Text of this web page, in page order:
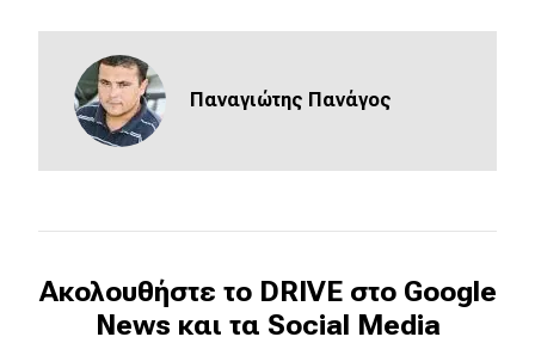
Παναγιώτης Πανάγος
Ακολουθήστε το DRIVE στο Google
News και τα Social Media